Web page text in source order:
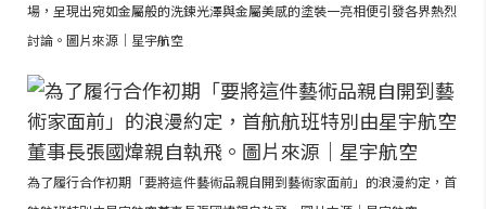
場，呈現出宛如金屬般的洗鍊光澤與金屬美感的塗裝一亮相便引發各界熱烈
討論。圖片來源｜星宇航空
為了履行合作初期「要將這件藝術品親自開到藝術家面前」的浪漫約定，首